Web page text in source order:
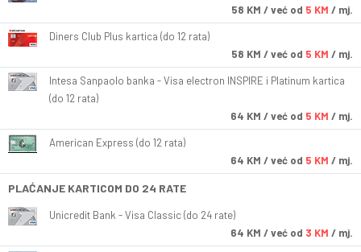
58 KM / već od 5 KM / mj.
Diners Club Plus kartica (do 12 rata)
58 KM / već od 5 KM / mj.
Intesa Sanpaolo banka - Visa electron INSPIRE i Platinum kartica
(do 12 rata)
64 KM / već od 5 KM / mj.
American Express (do 12 rata)
64 KM / već od 5 KM / mj.
PLAĆANJE KARTICOM DO 24 RATE
Unicredit Bank - Visa Classic (do 24 rate)
64 KM / već od 3 KM / mj.